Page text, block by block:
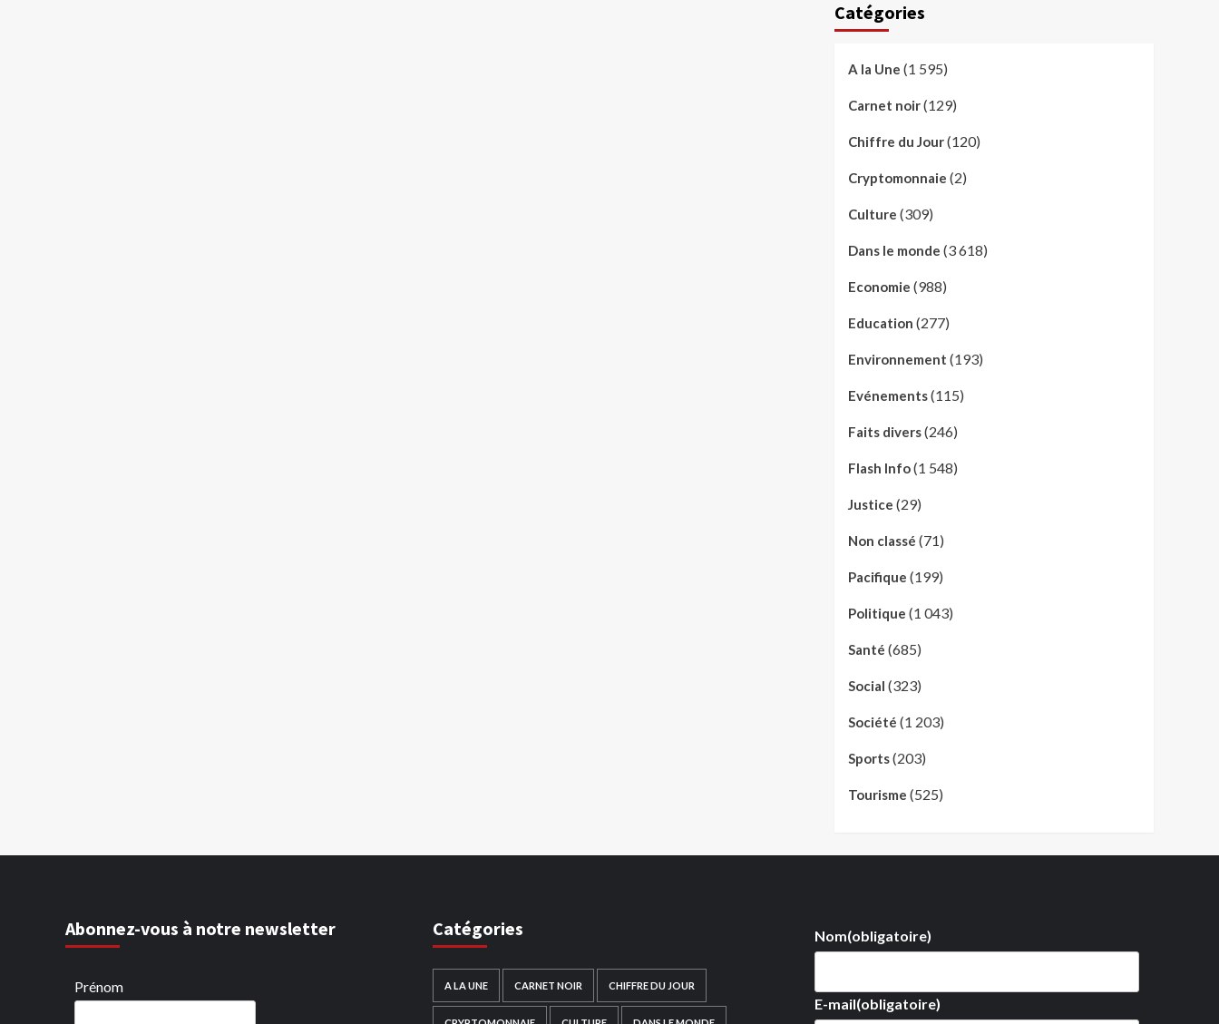
Catégories
A la Une (1 595)
Carnet noir(129)
Chiffre du Jour(120)
Cryptomonnaie (2)
Culture (309)
Dans le monde (3 618)
Economie (988)
Education (277)
Environnement (193)
Evénements(115)
Faits divers(246)
Flash Info(1 548)
Justice (29)
Non classé (71)
Pacifique (199)
Politique (1 043)
Santé (685)
Social (323)
Société (1 203)
Sports(203)
Tourisme (525)
Abonnez-vous à notre newsletter
Prénom
Catégories
A LA UNE CARNET NOIR CHIFFRE DU JOUR
Nom(obligatoire)
E-mail(obligatoire)